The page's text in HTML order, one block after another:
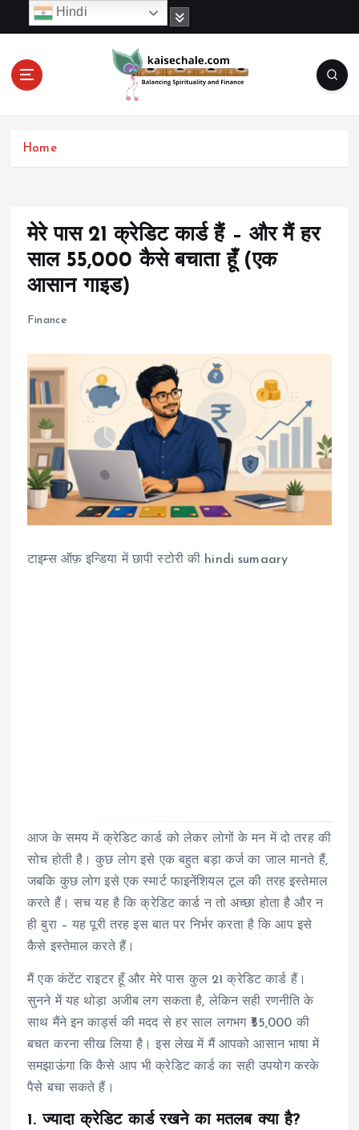
c
Home
मेरे पास 21 क्रेडिट कार्ड हैं – और मैं हर
साल ₹55,000 कैसे बचाता हूँ (एक
आसान गाइड)
Finance
टाइम्स ऑफ़ इन्डिया में छापी स्टोरी की hindi sumaary
आज के समय में क्रेडिट कार्ड को लेकर लोगों के मन में दो तरह की
सोच होती है। कुछ लोग इसे एक बहुत बड़ा कर्ज का जाल मानते हैं,
जबकि कुछ लोग इसे एक स्मार्ट फाइनेंशियल टूल की तरह इस्तेमाल
करते हैं। सच यह है कि क्रेडिट कार्ड न तो अच्छा होता है और न
ही बुरा – यह पूरी तरह इस बात पर निर्भर करता है कि आप इसे
कैसे इस्तेमाल करते हैं।
मैं एक कंटेंट राइटर हूँ और मेरे पास कुल 21 क्रेडिट कार्ड हैं।
सुनने में यह थोड़ा अजीब लग सकता है, लेकिन सही रणनीति के
साथ मैंने इन कार्ड्स की मदद से हर साल लगभग ₹55,000 की
बचत करना सीख लिया है। इस लेख में मैं आपको आसान भाषा में
समझाऊंगा कि कैसे आप भी क्रेडिट कार्ड का सही उपयोग करके
पैसे बचा सकते हैं।
1. ज्यादा क्रेडिट कार्ड रखने का मतलब क्या है?
Hindi